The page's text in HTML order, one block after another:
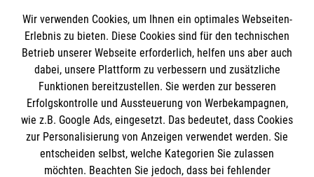
Informationen
Impressum
Datenschutz
Barrierefreiheit
Kontakt
Die Malteser
Wir verwenden Cookies, um Ihnen ein optimales Webseiten-
Erlebnis zu bieten. Diese Cookies sind für den technischen
Betrieb unserer Webseite erforderlich, helfen uns aber auch
dabei, unsere Plattform zu verbessern und zusätzliche
Funktionen bereitzustellen. Sie werden zur besseren
Erfolgskontrolle und Aussteuerung von Werbekampagnen,
wie z.B. Google Ads, eingesetzt. Das bedeutet, dass Cookies
zur Personalisierung von Anzeigen verwendet werden. Sie
entscheiden selbst, welche Kategorien Sie zulassen
möchten. Beachten Sie jedoch, dass bei fehlender